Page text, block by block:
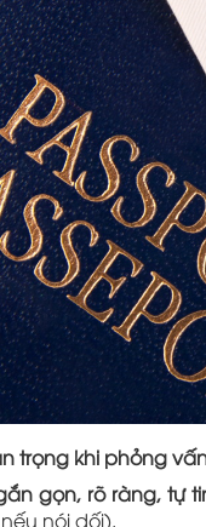
trọng khi phỏng
gọn, rõ ràng, tự
nói dối).